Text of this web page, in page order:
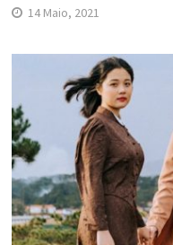
14 Maio, 2021